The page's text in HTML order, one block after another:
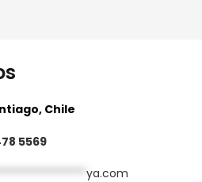
Chile
5569
ya.com